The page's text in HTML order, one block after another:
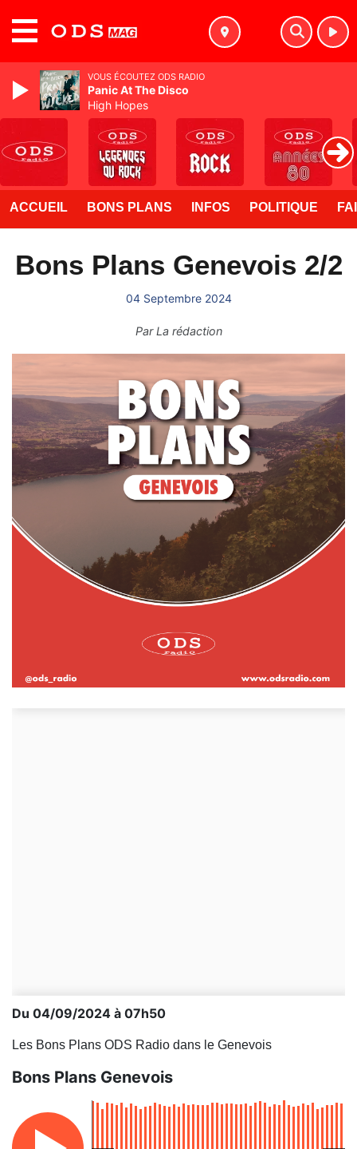
ACCUEIL BONS PLANS INFOS POLITIQUE
Bons Plans Genevois 2/2
04 Septembre 2024
ParLa rédaction
Du 04/09/2024 à 07h50
Les Bons Plans ODS Radio dans le Genevois
Bons Plans Genevois
VOUS ÉCOUTEZ ODS RADIO
Panic At The Disco
High Hopes